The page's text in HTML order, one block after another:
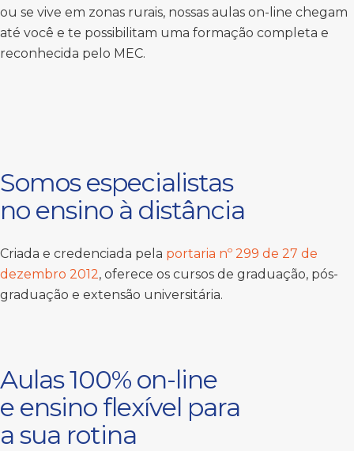
ou se vive em zonas rurais, nossas aulas on-line chegam
até você e te possibilitam uma formação completa e
reconhecida pelo MEC.
Somos especialistas
no ensino à distância
Criada e credenciada pela portaria nº 299 de 27 de
dezembro 2012, oferece os cursos de graduação, pós-
graduação e extensão universitária.
Aulas 100% on-line
e ensino flexível para
a sua rotina